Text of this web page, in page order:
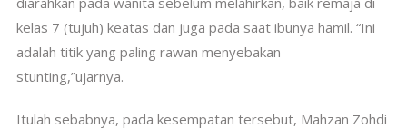
kelas 7 (tujuh) keatas dan juga pada saat ibunya hamil. “Ini
adalah titik yang paling rawan menyebakan
stunting,”ujarnya.
Itulah sebabnya, pada kesempatan tersebut, Mahzan Zohdi